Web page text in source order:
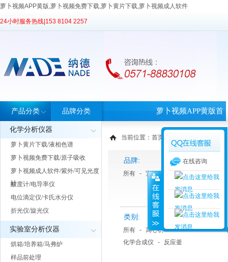
萝卜视频APP黄版,萝卜视频免费下载,萝卜黄片下载,萝卜视频成人软件
24小时服务热线| 153 8104 2257
产品分类
化学分析仪器
萝卜黄片下载/液相色谱
萝卜视频免费下载/原子吸收
萝卜视频成人软件/紫外/可见光度
计
酸度计/电导率仪
电位滴定仪/卡氏水分仪
折光仪/旋光仪
实验室分析仪器
烘箱/培养箱/马弗炉
样品前处理
品牌分类 萝卜视频APP黄版首
页
当前位置： 首页
品牌:
所有 - 宝德仪器 - 睿科 - 天美
类别:
所有 - 离心机 - 快速溶剂萃取仪 -
化学合成仪
- 反应釜
在线咨询